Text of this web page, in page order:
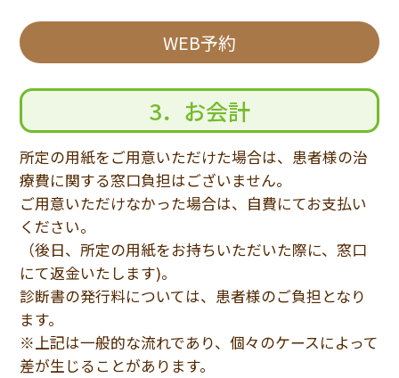
WEB予約
3．お会計
所定の用紙をご用意いただけた場合は、患者様の治
療費に関する窓口負担はございません。
ご用意いただけなかった場合は、自費にてお支払い
ください。
（後日、所定の用紙をお持ちいただいた際に、窓口
にて返金いたします)。
診断書の発行料については、患者様のご負担となり
ます。
※上記は一般的な流れであり、個々のケースによって
差が生じることがあります。